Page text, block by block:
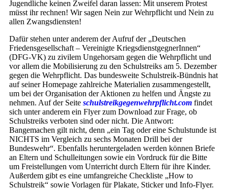
Jugendliche keinen Zweifel daran lassen: Mit unserem Protest
müsst ihr rechnen! Wir sagen Nein zur Wehrpflicht und Nein zu
allen Zwangsdiensten!
Dafür stehen unter anderem der Aufruf der „Deutschen
Friedensgesellschaft – Vereinigte KriegsdienstgegnerInnen“
(DFG-VK) zu zivilem Ungehorsam gegen die Wehrpflicht und
vor allem die Mobilisierung zu den Schul­streiks am 5. Dezember
gegen die Wehrpflicht. Das bundesweite Schul­streik-Bündnis hat
auf seiner Homepage zahlreiche Materialien zusammengestellt,
um bei der Organisation der Aktionen zu helfen und Ängste zu
nehmen. Auf der Seite schulstreikgegenwehrpflicht.com findet
sich unter anderem ein Flyer zum Download zur Frage, ob
Schulstreiks verboten sind oder nicht. Die Antwort:
Bangemachen gilt nicht, denn „ein Tag oder eine Schulstunde ist
NICHTS im Vergleich zu sechs Monaten Drill bei der
Bundeswehr“. Ebenfalls heruntergeladen werden können Briefe
an Eltern und Schulleitungen sowie ein Vordruck für die Bitte
um Freistellungen vom Unterricht durch Eltern für ihre Kinder.
Außerdem gibt es eine umfangreiche Checkliste „How to
Schulstreik“ sowie Vorlagen für Plakate, Sticker und Info-Flyer.